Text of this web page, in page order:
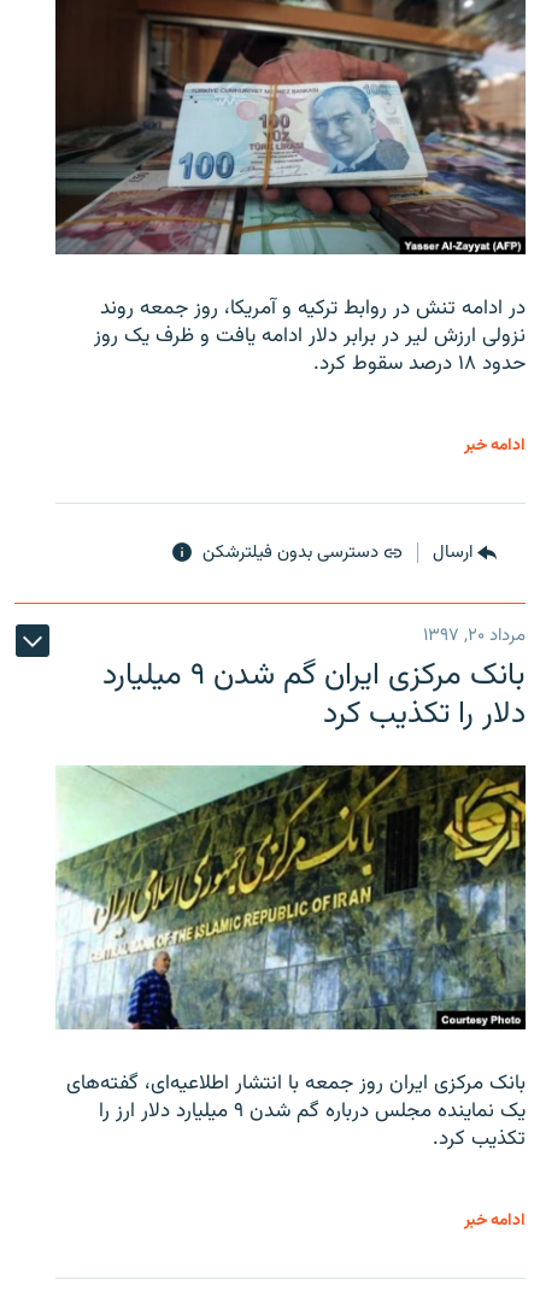
در ادامه تنش در روابط ترکیه و آمریکا، روز جمعه روند
نزولی ارزش لیر در برابر دلار ادامه یافت و ظرف یک روز
حدود ۱۸ درصد سقوط کرد.
ادامه خبر
ارسال دسترسی بدون فیلترشکن
مرداد ۲۰, ۱۳۹۷
بانک مرکزی ایران گم شدن ۹ میلیارد
دلار را تکذیب کرد
بانک مرکزی ایران روز جمعه با انتشار اطلاعیه‌ای، گفته‌های
یک نماینده مجلس درباره گم شدن ۹ میلیارد دلار ارز را
تکذیب کرد.
ادامه خبر